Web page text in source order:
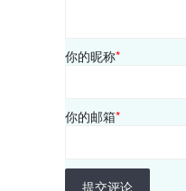
你的昵称*
你的邮箱*
提交评论